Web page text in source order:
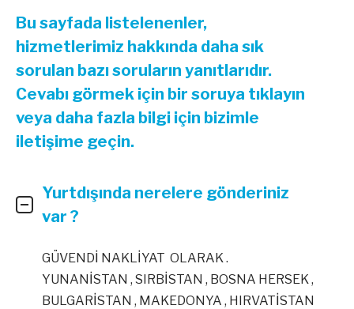
Bu sayfada listelenenler,
hizmetlerimiz hakkında daha sık
sorulan bazı soruların yanıtlarıdır.
Cevabı görmek için bir soruya tıklayın
veya daha fazla bilgi için bizimle
iletişime geçin.
Yurtdışında nerelere gönderiniz
var ?
GÜVENDİ NAKLİYAT OLARAK .
YUNANİSTAN , SIRBİSTAN , BOSNA HERSEK ,
BULGARİSTAN , MAKEDONYA , HIRVATİSTAN